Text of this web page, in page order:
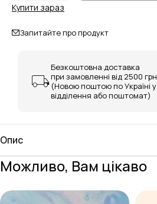
Купити зараз
Запитайте про продукт
Безкоштовна доставка
при замовленні від 2500 грн
(Новою поштою по Україні у
відділення або поштомат)
Опис
Можливо, Вам цікаво